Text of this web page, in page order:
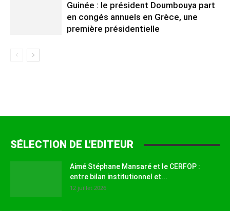
Guinée : le président Doumbouya part
en congés annuels en Grèce, une
première présidentielle
SÉLECTION DE L'EDITEUR
Aimé Stéphane Mansaré et le CERFOP :
entre bilan institutionnel et...
12 juillet 2026